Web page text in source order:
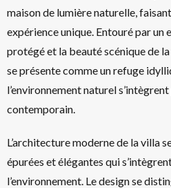
maison de lumière naturelle,
expérience unique. Entouré par un
protégé et la beauté scénique de
se présente comme un refuge
l’environnement naturel
contemporain.
L’architecture moderne de la villa
épurées et élégantes qui
l’environnement. Le design se